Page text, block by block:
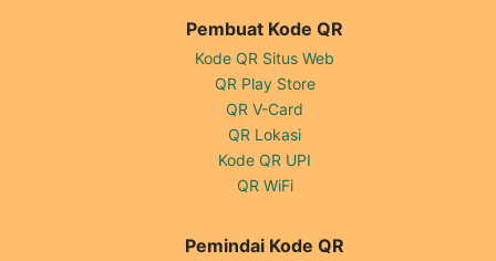
Pembuat Kode QR
Kode QR Situs Web
QR Play Store
QR V-Card
QR Lokasi
Kode QR UPI
QR WiFi
Pemindai Kode QR